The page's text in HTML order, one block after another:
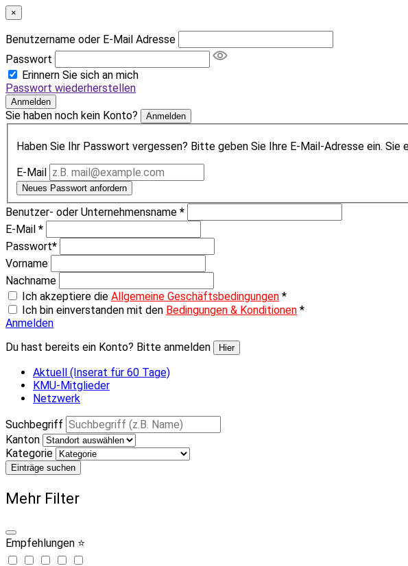
×
Benutzername oder E-Mail Adresse
Passwort
Erinnern Sie sich an mich
Passwort wiederherstellen
Anmelden
Sie haben noch kein Konto? Anmelden
Haben Sie Ihr Passwort vergessen? Bitte geben Sie Ihre E-Mail-Adresse ein.
E-Mail
Neues Passwort anfordern
Benutzer- oder Unternehmensname *
E-Mail *
Passwort*
Vorname
Nachname
Ich akzeptiere die Allgemeine Geschäftsbedingungen *
Ich bin einverstanden mit den Bedingungen & Konditionen *
Anmelden
Du hast bereits ein Konto? Bitte anmelden
Hier
Aktuell (Inserat für 60 Tage)
KMU-Mitglieder
Netzwerk
Suchbegriff
Kanton
Kategorie
Einträge suchen
Mehr Filter
Empfehlungen ⭐